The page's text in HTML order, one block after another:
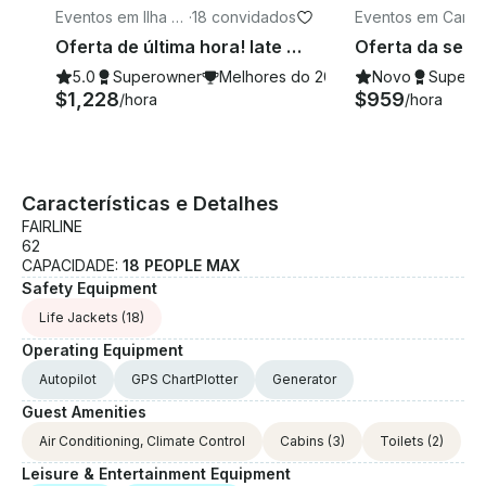
Eventos em Ilha d
as Mulheres
·18 convidados
Oferta de última hora! Iate Dyna Craft de 80 pés para alugar em Cancún, México.
5.0 Superowner Melhores do 2026
$1,228/hora
Eventos em
n
Novo
$959/hora
Características e Detalhes
FAIRLINE
62
CAPACIDADE: 18 PEOPLE MAX
Safety Equipment
Life Jackets (18)
Operating Equipment
Autopilot GPS ChartPlotter Generator
Guest Amenities
Air Conditioning, Climate Control Cabins (3) Toilets (2)
Leisure & Entertainment Equipment